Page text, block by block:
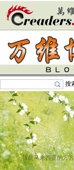
搜
我是马来西亚的方